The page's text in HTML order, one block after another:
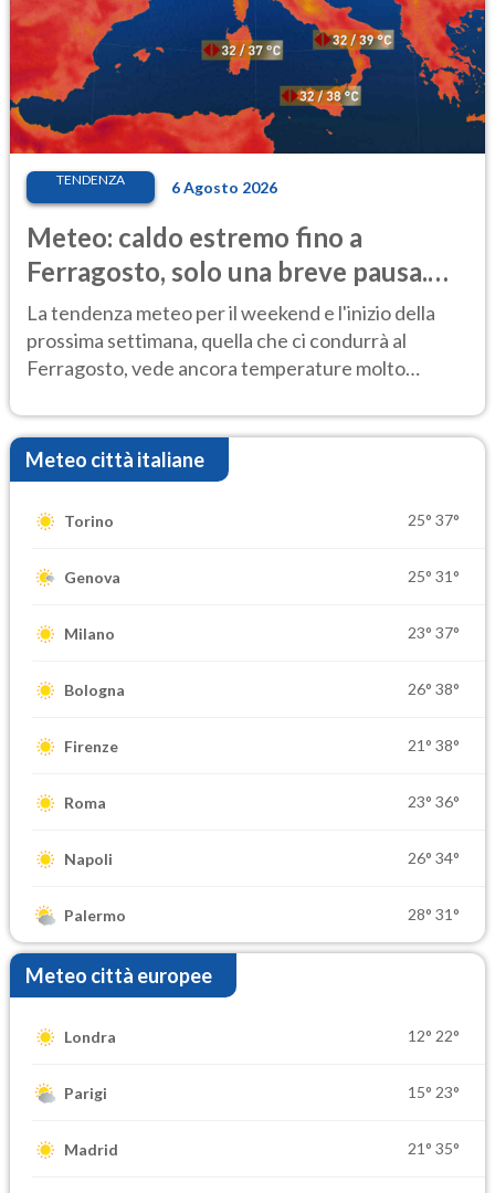
TENDENZA 6 Agosto 2026
Meteo: caldo estremo fino a
Ferragosto, solo una breve pausa.
Ecco dove
La tendenza meteo per il weekend e l'inizio della
prossima settimana, quella che ci condurrà al
Ferragosto, vede ancora temperature molto
Meteo città italiane
Torino 25° 37°
Genova 25° 31°
Milano 23° 37°
Bologna 26° 38°
Firenze 21° 38°
Roma 23° 36°
Napoli 26° 34°
Palermo 28° 31°
Meteo città europee
Londra 12° 22°
Parigi 15° 23°
Madrid 21° 35°